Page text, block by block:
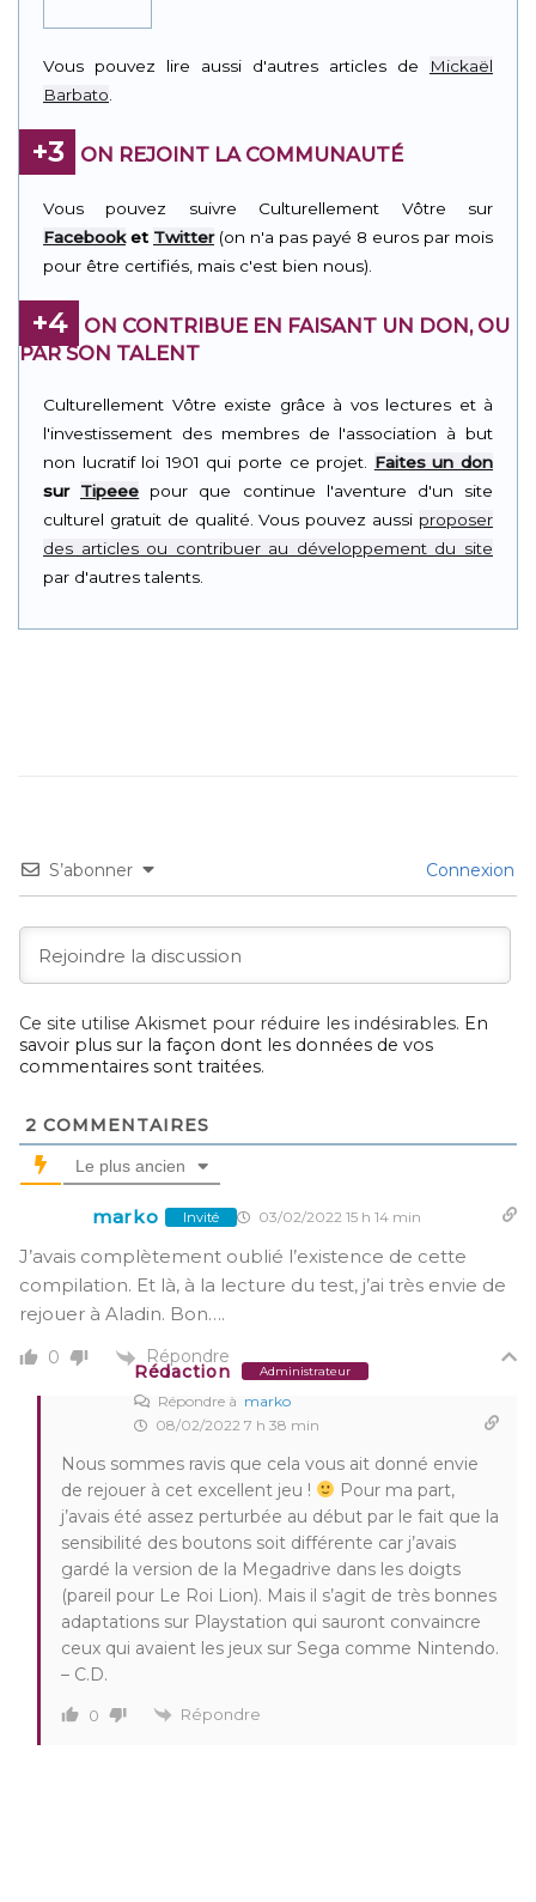
Vous pouvez lire aussi d'autres articles de
Mickaël
Barbato
+3 ON REJOINT LA COMMUNAUTÉ
Vous pouvez suivre Culturellement Vôtre sur
Facebooket Twitter(on n'a pas payé 8 euros par mois
pour être certifiés, mais c'est bien nous).
+4
ON CONTRIBUE EN FAISANT UN DON, OU
PAR SON TALENT
Culturellement Vôtre existe grâce à vos lectures et à
l'investissement des membres de l'association à but
non lucratif loi 1901 qui porte ce projet. Faites un don
sur Tipeee pour que continue l'aventure d'un site
culturel gratuit de qualité. Vous pouvez aussi proposer
des articles ou contribuer au développement du site
par d'autres talents.
S’abonner Connexion
Ce site utilise Akismet pour réduire les indésirables. En
savoir plus sur la façon dont les données de vos
commentaires sont traitées.
2 COMMENTAIRES
Le plus ancien
marko Invité 03/02/2022 15 h 14 min
J’avais complètement oublié l’existence de cette
compilation. Et là, à la lecture du test, j’ai très envie de
rejouer à Aladin. Bon….
0 Répondre
Rédaction Administrateur
Répondre à marko
08/02/2022 7 h 38 min
Nous sommes ravis que cela vous ait donné envie
de rejouer à cet excellent jeu !
Pour ma part,
j’avais été assez perturbée au début par le fait que la
sensibilité des boutons soit différente car j’avais
gardé la version de la Megadrive dans les doigts
(pareil pour Le Roi Lion). Mais il s’agit de très bonnes
adaptations sur Playstation qui sauront convaincre
ceux qui avaient les jeux sur Sega comme Nintendo.
– C.D.
0 Répondre